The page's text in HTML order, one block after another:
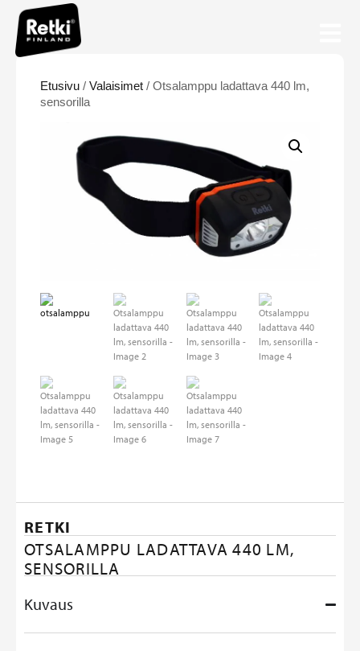
Etusivu / Valaisimet / Otsalamppu ladattava 440 lm,
sensorilla
RETKI
OTSALAMPPU LADATTAVA 440 LM,
SENSORILLA
Kuvaus